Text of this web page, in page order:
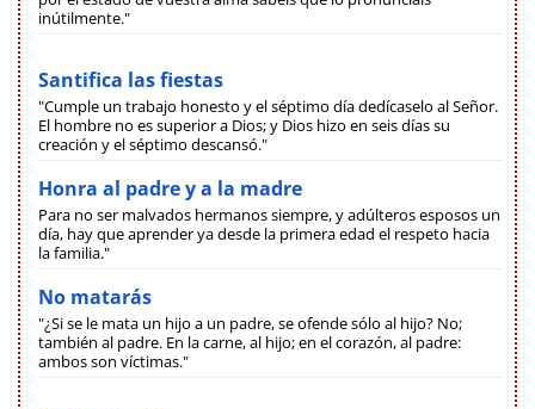
inútilmente."
Santifica las fiestas
"Cumple un trabajo honesto y el séptimo día dedícaselo al Señor.
El hombre no es superior a Dios; y Dios hizo en seis días su
creación y el séptimo descansó."
Honra al padre y a la madre
Para no ser malvados hermanos siempre, y adúlteros esposos un
día, hay que aprender ya desde la primera edad el respeto hacia
la familia."
No matarás
"¿Si se le mata un hijo a un padre, se ofende sólo al hijo? No;
también al padre. En la carne, al hijo; en el corazón, al padre:
ambos son víctimas."